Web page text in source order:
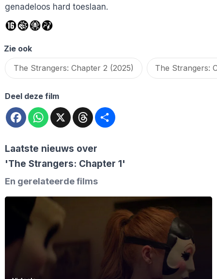
genadeloos hard toeslaan.
Zie ook
The Strangers: Chapter 2 (2025)
The Strangers:
Deel deze film
FacebookWhatsApp
X Threads
Laatste nieuws over
'The Strangers: Chapter 1'
En gerelateerde films